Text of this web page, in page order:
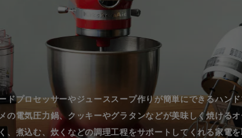
ドプロセッサーやジューススープ作りが簡単にできるハン
の電気圧力鍋、クッキーやグラタンなどが美味しく焼ける
、煮込む、炊くなどの調理工程をサポートしてくれる家電